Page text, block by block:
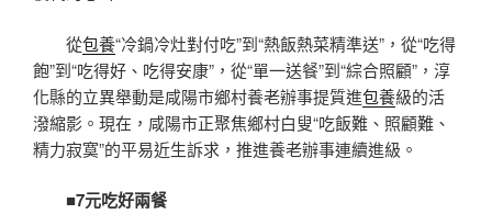
從包養“冷鍋冷灶對付吃”到“熱飯熱菜精準送”，從“吃得
飽”到“吃得好、吃得安康”，從“單一送餐”到“綜合照顧”，淳
化縣的立異舉動是咸陽市鄉村養老辦事提質進包養級的活
潑縮影。現在，咸陽市正聚焦鄉村白叟“吃飯難、照顧難、
精力寂寞”的平易近生訴求，推進養老辦事連續進級。
■7元吃好兩餐